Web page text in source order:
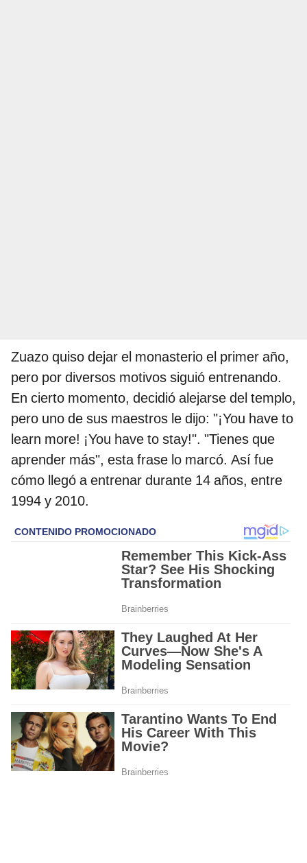
Zuazo quiso dejar el monasterio el primer año,
pero por diversos motivos siguió entrenando.
En cierto momento, decidió alejarse del templo,
pero uno de sus maestros le dijo: "¡You have to
learn more! ¡You have to stay!". "Tienes que
aprender más", esta frase lo marcó. Así fue
cómo llegó a entrenar durante 14 años, entre
1994 y 2010.